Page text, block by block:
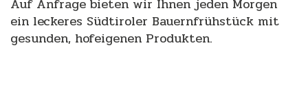
Auf Anfrage bieten wir Ihnen jeden Morgen
ein leckeres Südtiroler Bauernfrühstück mit
gesunden, hofeigenen Produkten.